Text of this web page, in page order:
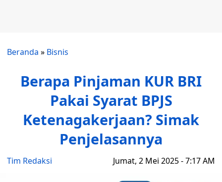
Beranda » Bisnis
Berapa Pinjaman KUR BRI
Pakai Syarat BPJS
Ketenagakerjaan? Simak
Penjelasannya
Tim Redaksi Jumat, 2 Mei 2025 - 7:17 AM